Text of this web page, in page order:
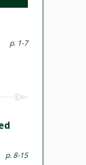
p. 1-7
p. 8-15